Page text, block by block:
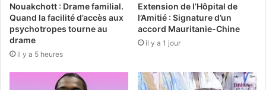
Nouakchott : Drame familial.
Quand la facilité d’accès aux
psychotropes tourne au
drame
il y a 5 heures
Extension de l’Hôpital de
l’Amitié : Signature d’un
accord Mauritanie-Chine
il y a 1 jour